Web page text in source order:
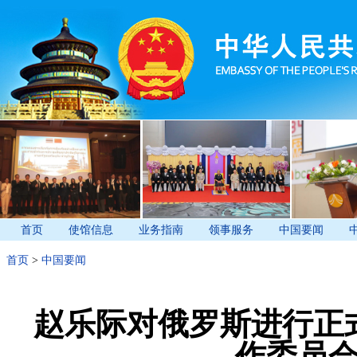
首页 使馆信息 业务指南 领事服务 中国要闻
首页 > 中国要闻
赵乐际对俄罗斯进行